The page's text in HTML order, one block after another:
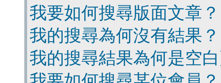
我要如何搜尋版面文章？
我的搜尋為何沒有結果？
我的搜尋結果為何是空